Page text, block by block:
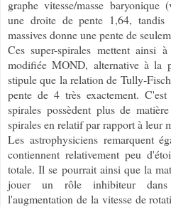
graphe vitesse/masse baryonique
une droite de pente 1,64,
massives donne une pente de
Ces super-spirales mettent ainsi
modifiée MOND, alternative à la
stipule que la relation de Tully-
pente de 4 très exactement.
spirales possèdent plus de
spirales en relatif par rapport à leur
Les astrophysiciens remarquent
contiennent relativement peu
totale. Il se pourrait ainsi que la
jouer un rôle inhibiteur
l'augmentation de la vitesse de